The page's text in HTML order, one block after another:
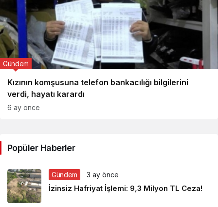
Kızının komşusuna telefon bankacılığı bilgilerini
verdi, hayatı karardı
Gündem
6 ay önce
Popüler Haberler
Gündem 3 ay önce
İzinsiz Hafriyat İşlemi: 9,3 Milyon TL Ceza!